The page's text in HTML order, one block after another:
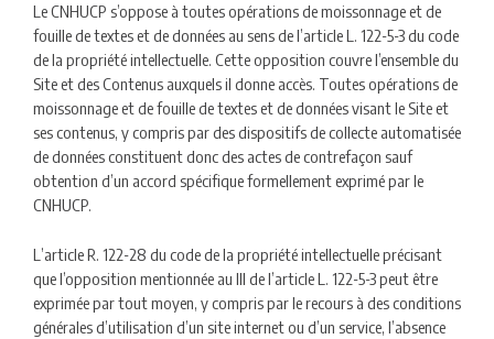
Le CNHUCP s’oppose à toutes opérations de moissonnage et de
fouille de textes et de données au sens de l’article L. 122-5-3 du code
de la propriété intellectuelle. Cette opposition couvre l’ensemble du
Site et des Contenus auxquels il donne accès. Toutes opérations de
moissonnage et de fouille de textes et de données visant le Site et
ses contenus, y compris par des dispositifs de collecte automatisée
de données constituent donc des actes de contrefaçon sauf
obtention d’un accord spécifique formellement exprimé par le
CNHUCP.
L’article R. 122-28 du code de la propriété intellectuelle précisant
que l’opposition mentionnée au III de l’article L. 122-5-3 peut être
exprimée par tout moyen, y compris par le recours à des conditions
générales d’utilisation d’un site internet ou d’un service, l’absence